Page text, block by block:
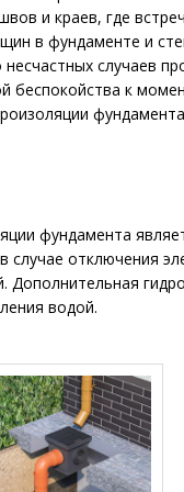
и краев, где
в фундаменте и
случаев
беспокойства к
фундамента
случае отключения
Дополнительная
водой.